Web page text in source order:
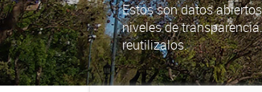
Estos son datos
niveles de
reutilizalos.